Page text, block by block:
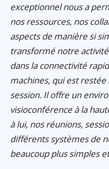
exceptionnel nous a
nos ressources, nos
aspects de manière si
transformé notre
dans la connectivité
machines, qui est
session. Il offre un
visioconférence à la
à lui, nos réunions,
différents systèmes de
beaucoup plus simples